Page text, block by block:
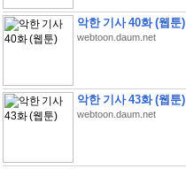
악한 기사 40화 (웹툰)
webtoon.daum.net
악한 기사 43화 (웹툰)
webtoon.daum.net